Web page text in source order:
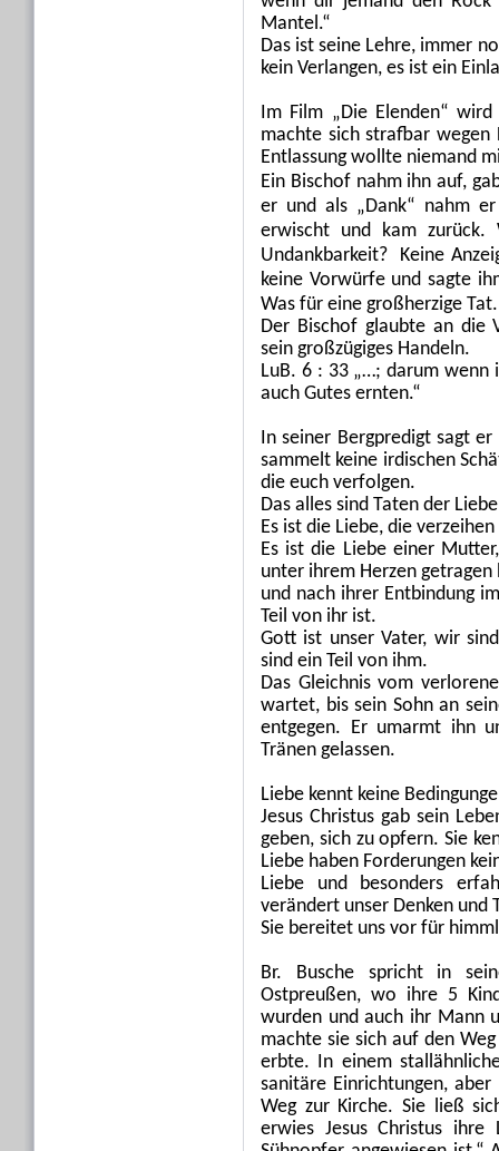
Mantel.“
Das ist seine Lehre, immer
kein Verlangen, es ist ein
Im Film „Die Elenden“
machte sich strafbar
Entlassung wollte niemand
Ein Bischof nahm ihn auf,
er und als „Dank“ nahm
erwischt und kam
Undankbarkeit? Keine
keine Vorwürfe und sagte
Was für eine großherzige Tat.
Der Bischof glaubte an die
sein großzügiges Handeln.
LuB. 6 : 33 „…; darum wenn
auch Gutes ernten.“
In seiner Bergpredigt sagt
sammelt keine irdischen
die euch verfolgen.
Das alles sind Taten der
Es ist die Liebe, die
Es ist die Liebe einer
unter ihrem Herzen getragen
und nach ihrer Entbindung
Teil von ihr ist.
Gott ist unser Vater, wir
sind ein Teil von ihm.
Das Gleichnis vom
wartet, bis sein Sohn an
entgegen. Er umarmt ihn
Tränen gelassen.
Liebe kennt keine
Jesus Christus gab sein
geben, sich zu opfern. Sie
Liebe haben Forderungen
Liebe und besonders
verändert unser Denken und
Sie bereitet uns vor für
Br. Busche spricht in
Ostpreußen, wo ihre 5
wurden und auch ihr Mann
machte sie sich auf den
erbte. In einem
sanitäre Einrichtungen,
Weg zur Kirche. Sie ließ
erwies Jesus Christus